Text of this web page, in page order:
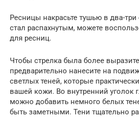
Ресницы накрасьте тушью в два-
стал распахнутым, можете
для ресниц.
Чтобы стрелка была более
предварительно нанесите на
светлых теней, которые
вашей кожи. Во внутренний уголок
можно добавить немного белых
быть заметными. Тени тщательно